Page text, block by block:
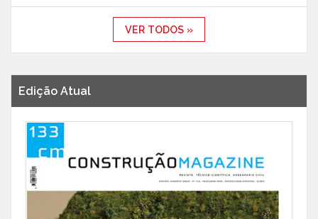
VER TODOS »
Edição Atual